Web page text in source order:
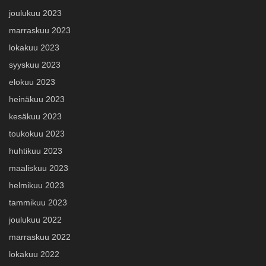
joulukuu 2023
marraskuu 2023
lokakuu 2023
syyskuu 2023
elokuu 2023
heinäkuu 2023
kesäkuu 2023
toukokuu 2023
huhtikuu 2023
maaliskuu 2023
helmikuu 2023
tammikuu 2023
joulukuu 2022
marraskuu 2022
lokakuu 2022